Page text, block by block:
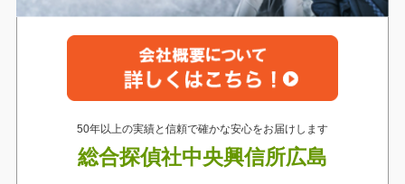
50年以上の実績と信頼で確かな安心をお届けします
総合探偵社中央興信所広島